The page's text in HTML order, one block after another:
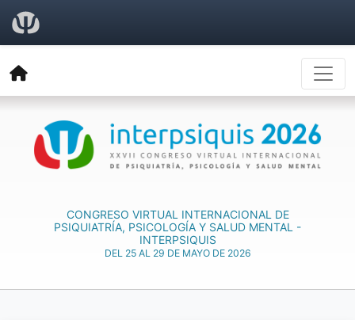
CONGRESO VIRTUAL INTERNACIONAL DE
PSIQUIATRÍA, PSICOLOGÍA Y SALUD MENTAL -
INTERPSIQUIS
DEL 25 AL 29 DE MAYO DE 2026